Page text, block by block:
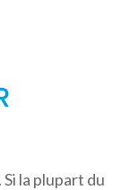
la plupart du